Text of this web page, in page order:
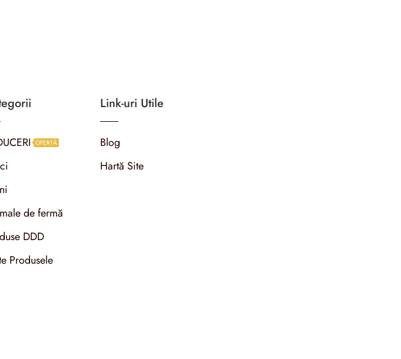
OFERTĂ
de fermă
DDD
Produsele
Link-uri Utile
Blog
Hartă Site